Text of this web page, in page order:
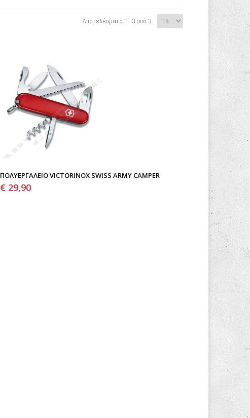
Αποτελέσματα 1 - 3 από 3
ΠΟΛΥΕΡΓΑΛΕΊΟ VICTORINOX SWISS ARMY CAMPER
€ 29,90